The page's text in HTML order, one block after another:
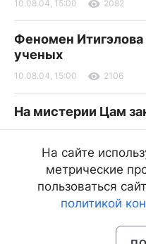
10.08.04, 15:00 2082
Феномен
ученых
10.08.04, 15:00 2106
На мистерии Цам
10.08.04, 15:00 2087
Потапов и Чубайс
Улан-Удэ
10.08.04, 15:00 1917
На сайте
метрические
пользоваться
политикой